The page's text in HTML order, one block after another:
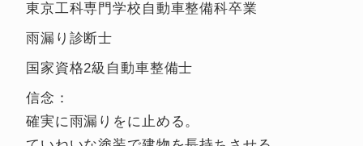
東京工科専門学校自動車整備科卒業
雨漏り診断士
国家資格2級自動車整備士
信念：
確実に雨漏りをに止める。